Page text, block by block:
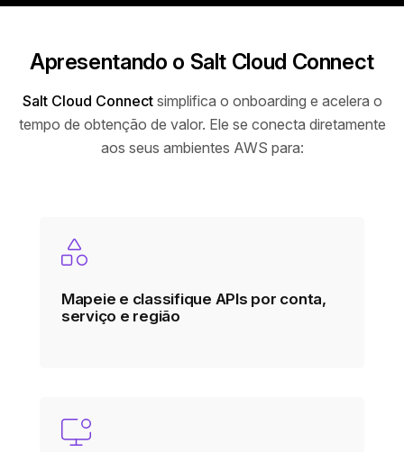
Apresentando o Salt Cloud Connect
Salt Cloud Connectsimplifica o onboarding e acelera o
tempo de obtenção de valor. Ele se conecta diretamente
aos seus ambientes AWS para:
Mapeie e classifique APIs por conta,
serviço e região